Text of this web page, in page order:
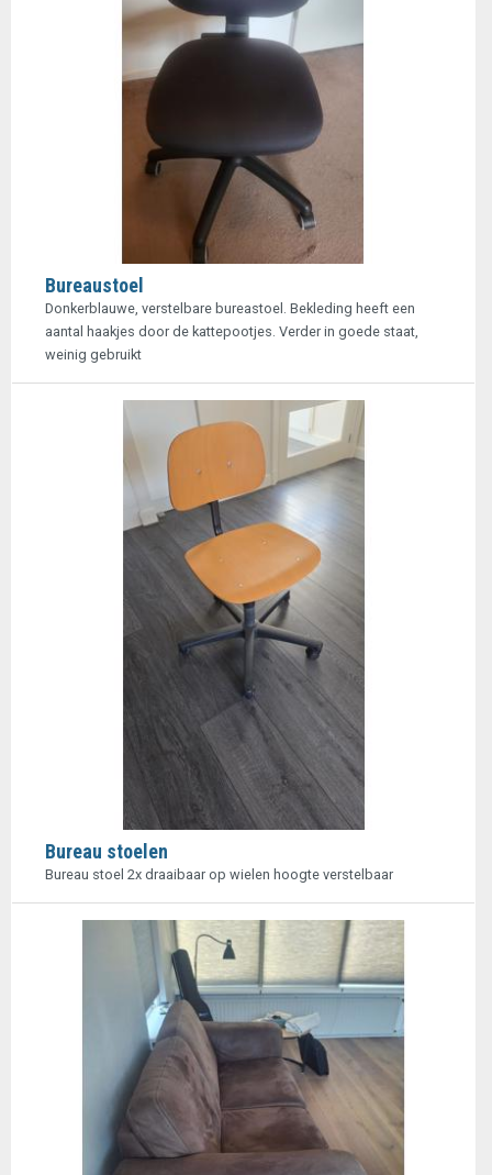
Bureaustoel
Donkerblauwe, verstelbare bureastoel. Bekleding heeft een
aantal haakjes door de kattepootjes. Verder in goede staat,
weinig gebruikt
Bureau stoelen
Bureau stoel 2x draaibaar op wielen hoogte verstelbaar